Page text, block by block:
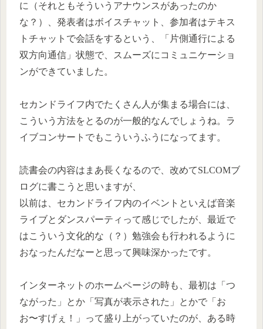
に（それともそういうアナウンスがあったのか
な？）、発表者はボイスチャット、参加者はテキス
トチャットで会話をするという、「片側通行による
双方向通信」状態で、スムーズにコミュニケーショ
ンができていました。
セカンドライフ内でたくさん人が集まる場合には、
こういう方法をとるのが一般的なんでしょうね。ラ
イブコンサートでもこういうふうになってます。
読書会の内容はまあ長くなるので、改めてSLCOMブ
ログに書こうと思いますが、
以前は、セカンドライフ内のイベントといえば音楽
ライブとダンスパーティって感じでしたが、最近で
はこういう文化的な（？）勉強会も行われるように
おなったんだなーと思って興味深かったです。
インターネットのホームページの時も、最初は「つ
ながった」とか「写真が表示された」とかで「お
お〜すげぇ！」って盛り上がっていたのが、ある時